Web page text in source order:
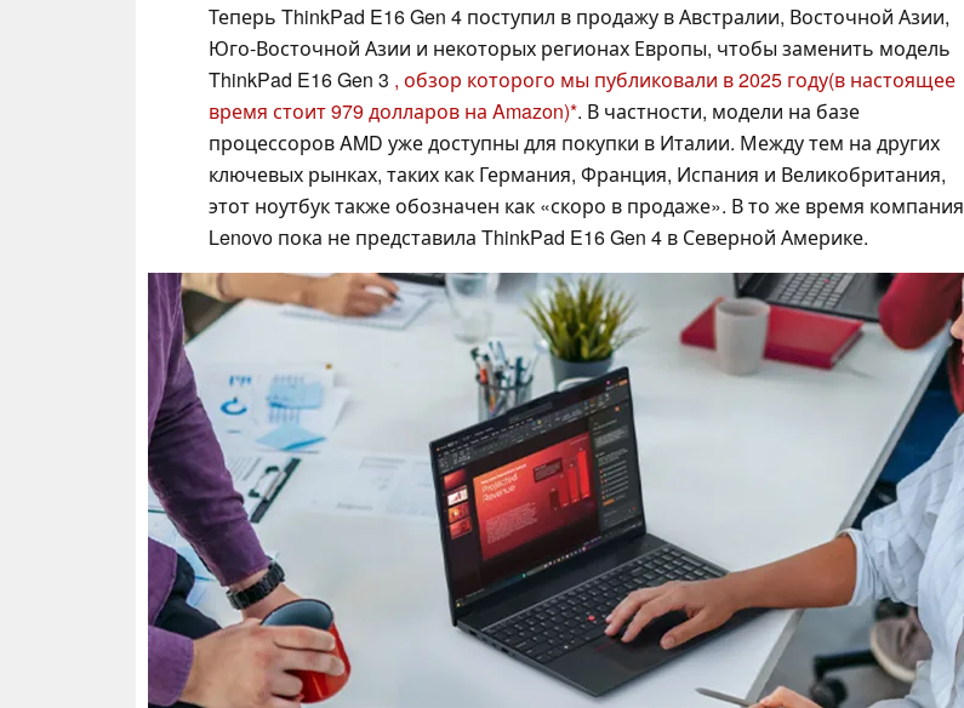
Теперь ThinkPad E16 Gen 4 поступил в продажу в Австралии, Восточной Азии,
Юго-Восточной Азии и некоторых регионах Европы, чтобы заменить модель
ThinkPad E16 Gen 3 , обзор которого мы публиковали в 2025 году(в настоящее
время стоит 979 долларов на Amazon) . В частности, модели на базе
процессоров AMD уже доступны для покупки в Италии. Между тем на других
ключевых рынках, таких как Германия, Франция, Испания и Великобритания,
этот ноутбук также обозначен как «скоро в продаже». В то же время компания
Lenovo пока не представила ThinkPad E16 Gen 4 в Северной Америке.